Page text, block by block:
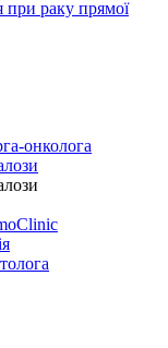
при раку прямої
онколога